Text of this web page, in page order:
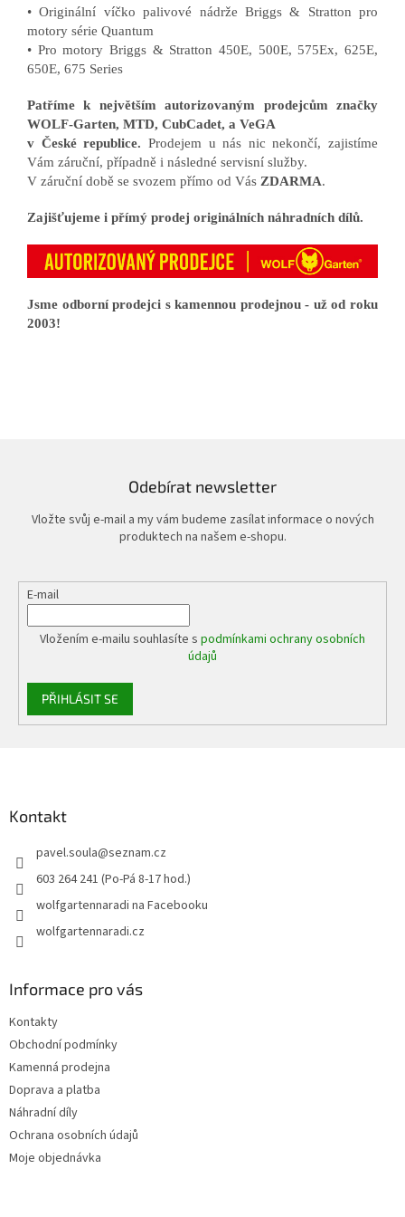
• Originální víčko palivové nádrže Briggs & Stratton pro
motory série Quantum
• Pro motory Briggs & Stratton 450E, 500E, 575Ex, 625E,
650E, 675 Series
Patříme k největším autorizovaným prodejcům značky
WOLF-Garten, MTD, CubCadet, a VeGA
v České republice. Prodejem u nás nic nekončí, zajistíme
Vám záruční, případně i následné servisní služby.
V záruční době se svozem přímo od Vás ZDARMA.
Zajišťujeme i přímý prodej originálních náhradních dílů.
Jsme odborní prodejci s kamennou prodejnou - už od roku
2003!
Odebírat newsletter
Vložte svůj e-mail a my vám budeme zasílat informace o nových
produktech na našem e-shopu.
E-mail
Vložením e-mailu souhlasíte s podmínkami ochrany osobních
údajů
PŘIHLÁSIT SE
Kontakt
pavel.soula@seznam.cz
603 264 241 (Po-Pá 8-17 hod.)
wolfgartennaradi na Facebooku
wolfgartennaradi.cz
Informace pro vás
Kontakty
Obchodní podmínky
Kamenná prodejna
Doprava a platba
Náhradní díly
Ochrana osobních údajů
Moje objednávka